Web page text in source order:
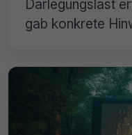
Darlegungslast
gab konkrete